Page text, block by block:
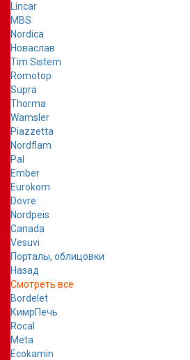
Lincar
MBS
Nordica
Новаслав
Tim Sistem
Romotop
Supra
Thorma
Wamsler
Piazzetta
Nordflam
Pal
Ember
Eurokom
Dovre
Nordpeis
Canada
Vesuvi
Порталы, облицовки
Назад
Смотреть все
Bordelet
КимрПечь
Rocal
Meta
Ecokamin